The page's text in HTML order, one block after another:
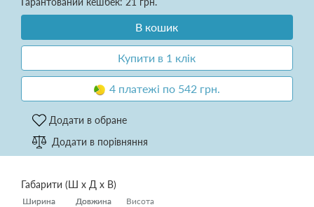
В кошик
Купити в 1 клік
4 платежі по 542 грн.
Додати в обране
Додати в порівняння
Габарити (Ш х Д х В)
Ширина Довжина
Ширина Довжина Висота